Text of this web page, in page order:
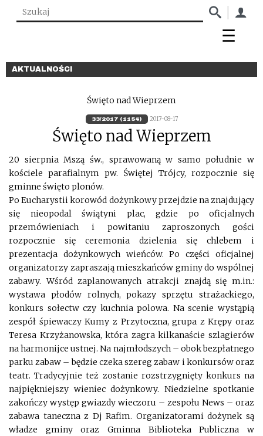
AKTUALNOŚCI
Święto nad Wieprzem
33/2017 (1154) 2017-08-17
Święto nad Wieprzem
20 sierpnia Mszą św., sprawowaną w samo południe w
kościele parafialnym pw. Świętej Trójcy, rozpocznie się
gminne święto plonów.
Po Eucharystii korowód dożynkowy przejdzie na znajdujący
się nieopodal świątyni plac, gdzie po oficjalnych
przemówieniach i powitaniu zaproszonych gości
rozpocznie się ceremonia dzielenia się chlebem i
prezentacja dożynkowych wieńców. Po części oficjalnej
organizatorzy zapraszają mieszkańców gminy do wspólnej
zabawy. Wśród zaplanowanych atrakcji znajdą się m.in.:
wystawa płodów rolnych, pokazy sprzętu strażackiego,
konkurs sołectw czy kuchnia polowa. Na scenie wystąpią
zespół śpiewaczy Kumy z Przytoczna, grupa z Krępy oraz
Teresa Krzyżanowska, która zagra kilkanaście szlagierów
na harmonijce ustnej. Na najmłodszych – obok bezpłatnego
parku zabaw – będzie czeka szereg zabaw i konkursów oraz
teatr. Tradycyjnie też zostanie rozstrzygnięty konkurs na
najpiękniejszy wieniec dożynkowy. Niedzielne spotkanie
zakończy występ gwiazdy wieczoru – zespołu News – oraz
zabawa taneczna z Dj Rafim. Organizatorami dożynek są
władze gminy oraz Gminna Biblioteka Publiczna w